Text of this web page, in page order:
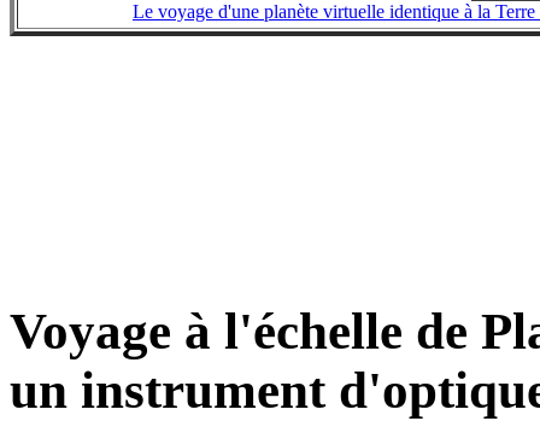
Le voyage d'une planète virtuelle identique à la
Voyage à l'échelle de
un instrument